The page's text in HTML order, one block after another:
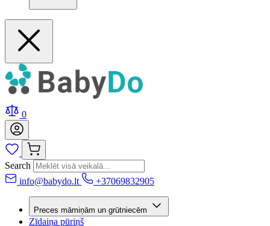
0
Search
info@babydo.lt
+37069832905
Preces māmiņām un grūtniecēm
Zīdaiņa pūriņš